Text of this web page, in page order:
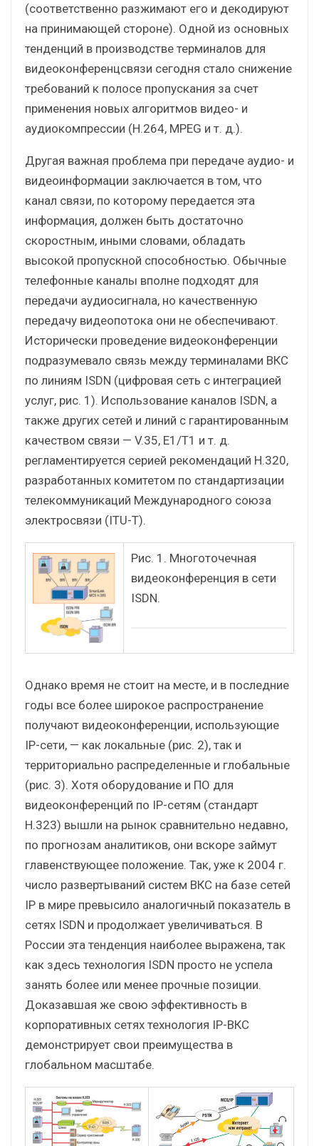
(соответственно разжимают его и декодируют
на принимающей стороне). Одной из основных
тенденций в производстве терминалов для
видеоконференцсвязи сегодня стало снижение
требований к полосе пропускания за счет
применения новых алгоритмов видео- и
аудиокомпрессии (H.264, MPEG и т. д.).
Другая важная проблема при передаче аудио- и
видеоинформации заключается в том, что
канал связи, по которому передается эта
информация, должен быть достаточно
скоростным, иными словами, обладать
высокой пропускной способностью. Обычные
телефонные каналы вполне подходят для
передачи аудиосигнала, но качественную
передачу видеопотока они не обеспечивают.
Исторически проведение видеоконференции
подразумевало связь между терминалами ВКС
по линиям ISDN (цифровая сеть с интеграцией
услуг, рис. 1). Использование каналов ISDN, а
также других сетей и линий с гарантированным
качеством связи — V.35, E1/T1 и т. д.
регламентируется серией рекомендаций H.320,
разработанных комитетом по стандартизации
телекоммуникаций Международного союза
электросвязи (ITU-Т).
Рис. 1. Многоточечная
видеоконференция в сети
ISDN.
Однако время не стоит на месте, и в последние
годы все более широкое распространение
получают видеоконференции, использующие
IP-сети, — как локальные (рис. 2), так и
территориально распределенные и глобальные
(рис. 3). Хотя оборудование и ПО для
видеоконференций по IP-сетям (стандарт
Н.323) вышли на рынок сравнительно недавно,
по прогнозам аналитиков, они вскоре займут
главенствующее положение. Так, уже к 2004 г.
число развертываний систем ВКС на базе сетей
IP в мире превысило аналогичный показатель в
сетях ISDN и продолжает увеличиваться. В
России эта тенденция наиболее выражена, так
как здесь технология ISDN просто не успела
занять более или менее прочные позиции.
Доказавшая же свою эффективность в
корпоративных сетях технология IP-ВКС
демонстрирует свои преимущества в
глобальном масштабе.